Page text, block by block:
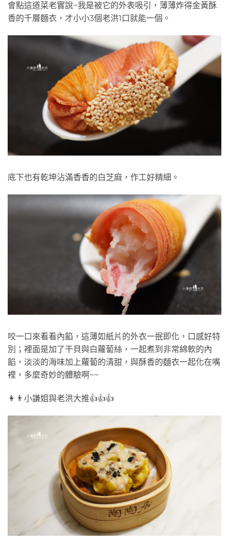
會點這道菜老實說~我是被它的外表吸引，薄薄炸得金黃酥
香的千層麵衣，才小小3個老洪1口就能一個。
底下也有乾坤沾滿香香的白芝麻，作工好精細。
咬一口來看看內餡，這薄如紙片的外衣一抿即化，口感好特
別；裡面是加了干貝與白蘿蔔絲，一起煮到非常綿軟的內
餡，淡淡的海味加上蘿蔔的清甜，與酥香的麵衣一起化在嘴
裡，多麼奇妙的體驗啊~~
👩👨小謙姐與老洪大推👍👍👍